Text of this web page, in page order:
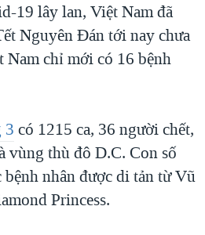
Ở VIỆT NAM
KIM TẠI VIỆT NAM
PHỦ VIỆT NAM
SÓNG TRỘM HẢI SÂM
VỌNG TỪ NÔNG THÔN MỸ
19 lây lan, Việt Nam đã
Nguyên Đán tới nay chưa
chỉ mới có 16 bệnh
3 có 1215 ca, 36 người chết,
vùng thù đô D.C. Con số
bệnh nhân được di tản từ Vũ
Princess.